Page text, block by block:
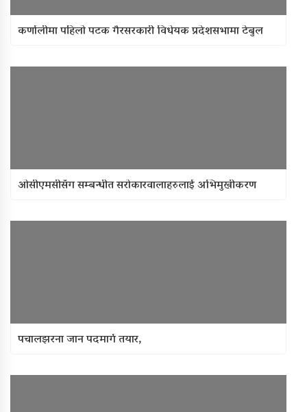
कर्णालीमा पहिलो पटक गैरसरकारी विधेयक प्रदेशसभामा टेबुल
ओसीएमसीसँग सम्बन्धीत सरोकारवालाहरुलाई अभिमुखीकरण
पचालझरना जान पदमार्ग तयार,